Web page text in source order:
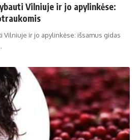
Vilniuje ir jo apylinkėse:
Vilniuje ir jo apylinkėse: išsamus gidas